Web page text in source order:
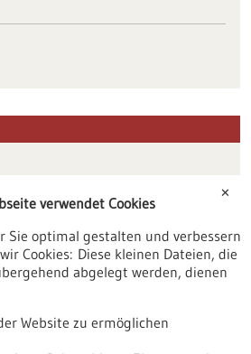
✕
verwendet Cookies
Sie optimal gestalten und verbessern
Cookies: Diese kleinen Dateien, die
abgelegt werden, dienen
Website zu ermöglichen